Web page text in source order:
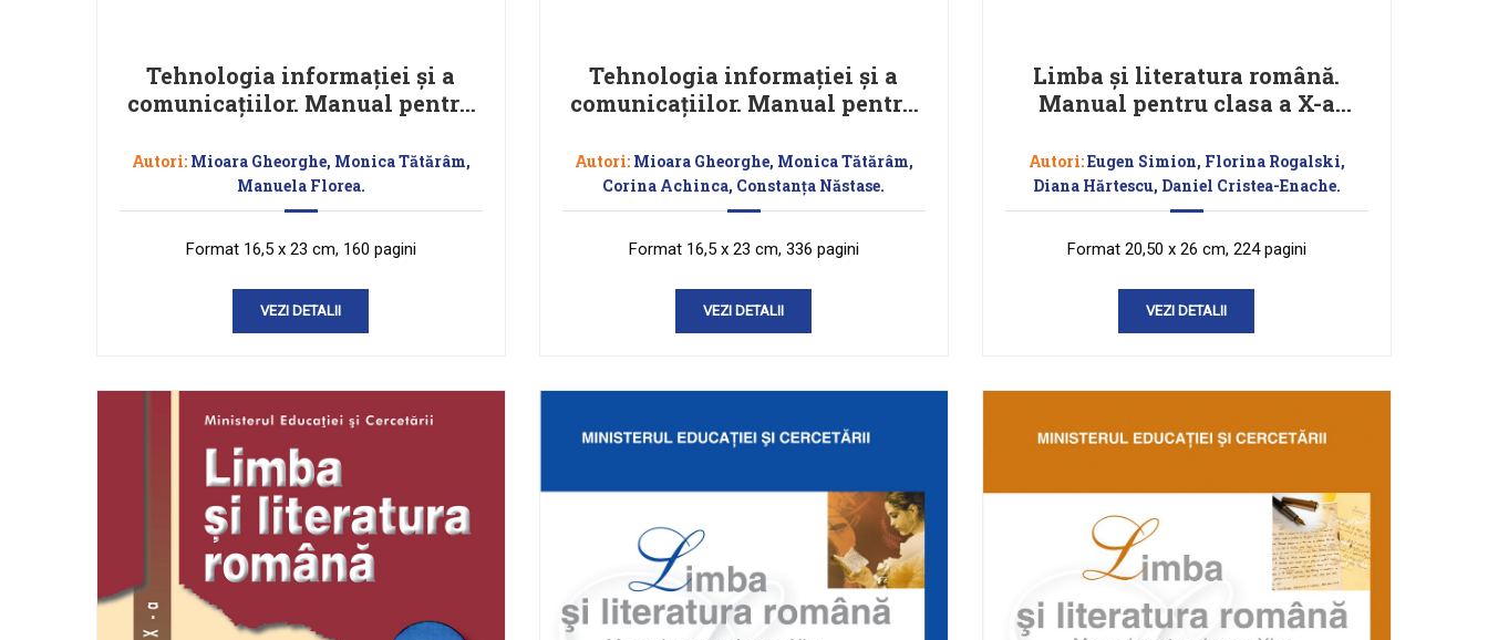
Tehnologia informaţiei şi a
comunicaţiilor. Manual pentru
Autori: Mioara Gheorghe, Monica Tătărâm,
Manuela Florea.
Format 16,5 x 23 cm, 160 pagini
VEZI DETALII
Tehnologia informaţiei şi a
comunicaţiilor. Manual pentru
Autori: Mioara Gheorghe, Monica Tătărâm,
Corina Achinca, Constanța Năstase.
Format 16,5 x 23 cm, 336 pagini
VEZI DETALII
Limba şi literatura română.
Manual pentru clasa a X-a
Autori:Eugen Simion, Florina Rogalski,
Diana Hărtescu, Daniel Cristea-Enache.
Format 20,50 x 26 cm, 224 pagini
VEZI DETALII